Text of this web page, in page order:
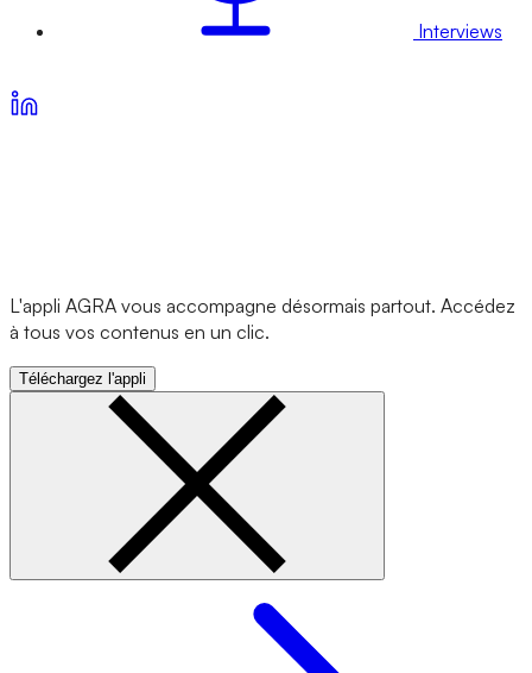
Interviews
L'appli AGRA vous accompagne désormais partout. Accédez
à tous vos contenus en un clic.
Téléchargez l'appli